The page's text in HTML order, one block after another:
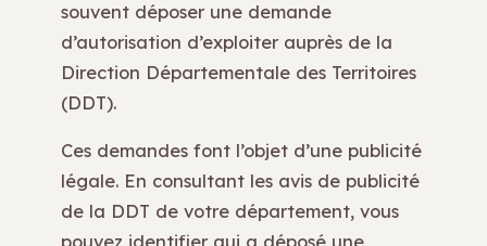
souvent déposer une demande
d’autorisation d’exploiter auprès de la
Direction Départementale des Territoires
(DDT).
Ces demandes font l’objet d’une publicité
légale. En consultant les avis de publicité
de la DDT de votre département, vous